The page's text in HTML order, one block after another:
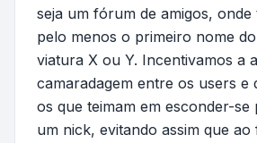
seja um fórum de amigos, onde
pelo menos o primeiro nome
viatura X ou Y. Incentivamos a
camaradagem entre os users e
os que teimam em esconder-se
um nick, evitando assim que ao